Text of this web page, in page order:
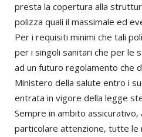
presta la copertura alla
polizza quali il massimale ed
Per i requisiti minimi che tali
per i singoli sanitari che per le
ad un futuro regolamento che
Ministero della salute entro i
entrata in vigore della legge
Sempre in ambito assicurativo,
particolare attenzione, tutte le